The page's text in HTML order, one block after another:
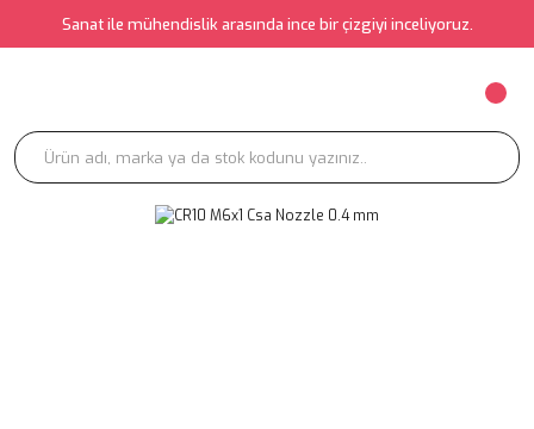
Sanat ile mühendislik arasında ince bir çizgiyi inceliyoruz.